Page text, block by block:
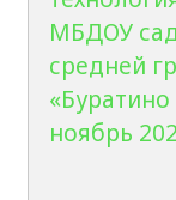
МБДОУ
средней
«Буратино
ноябрь